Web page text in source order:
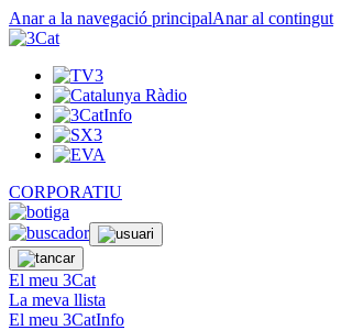
Anar a la navegació principalAnar al contingut
CORPORATIU
El meu 3Cat
La meva llista
El meu 3CatInfo